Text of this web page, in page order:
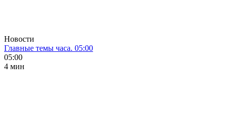
Новости
Главные темы часа. 05:00
05:00
4 мин